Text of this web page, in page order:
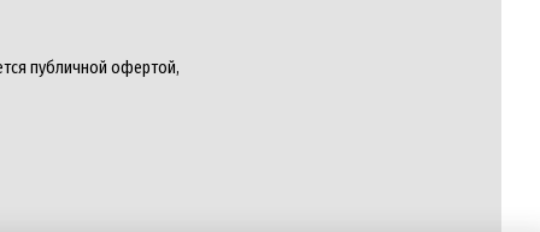
публичной офертой,